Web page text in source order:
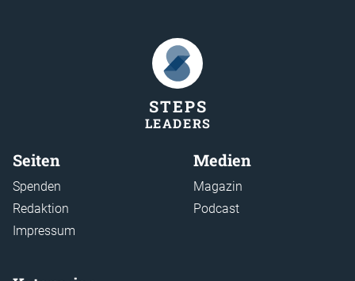
STEPS
LEADERS
Seiten
Spenden
Redaktion
Impressum
Medien
Magazin
Podcast